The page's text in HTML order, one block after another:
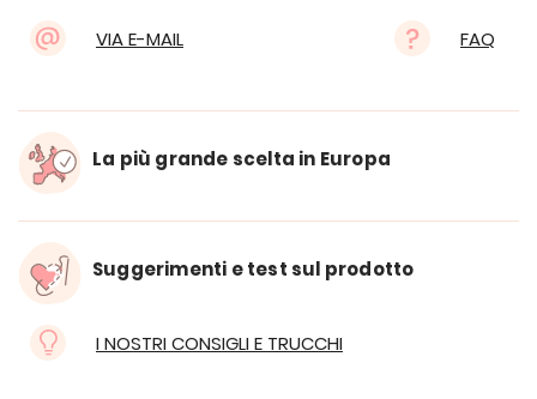
VIA E-MAIL FAQ
La più grande scelta in Europa
Suggerimenti e test sul prodotto
I NOSTRI CONSIGLI E TRUCCHI